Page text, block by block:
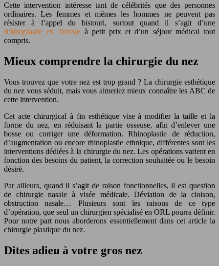
Cette intervention intéresse tant de célébrités que des personnes
ordinaires. Les femmes et mêmes les hommes ne peuvent pas
résister à l’appel du bistouri, surtout quand il s’agit d’une
Rhinoplastie en Tunisie à petit prix et d’un séjour médical tout
compris.
Mieux comprendre la chirurgie du nez
Vous trouvez que votre nez est trop grand ? La chirurgie esthétique
du nez vous séduit, mais vous aimeriez mieux connaître les ABC de
cette intervention.
Cet acte chirurgical à fin esthétique vise à modifier la taille et la
forme du nez, en réduisant la partie osseuse, afin d’enlever une
bosse ou corriger une déformation. Rhinoplastie de réduction,
d’augmentation ou encore rhinoplastie ethnique, différentes sont les
interventions dédiées à la chirurgie du nez. Les opérations varient en
fonction des besoins du patient, la correction souhaitée ou le besoin
désiré.
Par ailleurs, quand il s’agit de raison fonctionnelles, il est question
de chirurgie nasale à visée médicale. Déviation de la cloison,
obstruction nasale… Plusieurs sont les raisons de ce type
d’opération, que seul un chirurgien spécialisé en ORL pourra définir.
Pour notre part nous aborderons essentiellement dans cet article la
chirurgie plastique du nez.
Dites adieu à votre gros nez